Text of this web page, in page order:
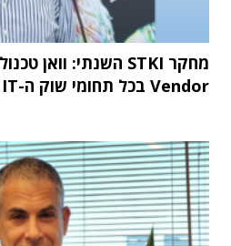
Vendor בכל תחומי שוק ה-IT